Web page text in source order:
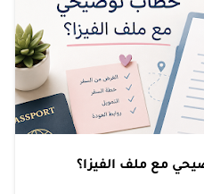
مع ملف الفيزا؟